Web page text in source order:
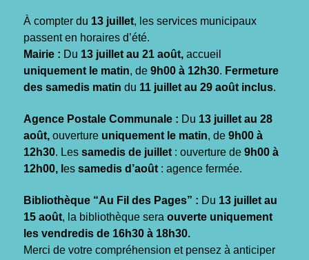
À compter du 13 juillet, les services municipaux
passent en horaires d’été.
Mairie : Du 13 juillet au 21 août, accueil
uniquement le matin, de 9h00 à 12h30. Fermeture
des samedis matin du 11 juillet au 29 août inclus.
Agence Postale Communale : Du 13 juillet au 28
août, ouverture uniquement le matin, de 9h00 à
12h30. Les samedis de juillet : ouverture de 9h00 à
12h00, l es samedis d’août : agence fermée.
Bibliothèque “Au Fil des Pages” : Du 13 juillet au
15 août, la bibliothèque sera ouverte uniquement
les vendredis de 16h30 à 18h30.
Merci de votre compréhension et pensez à anticiper